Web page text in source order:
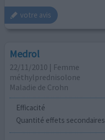
votre avis
Medrol
22/11/2010 | Femme
méthylprednisolone
Maladie de Crohn
Efficacité
Quantité effets secondaires